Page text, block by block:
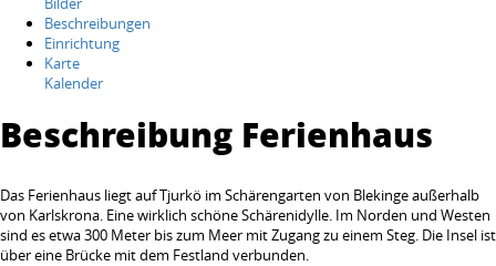
Beschreibungen
Einrichtung
Karte
Kalender
Beschreibung Ferienhaus
Das Ferienhaus liegt auf Tjurkö im Schärengarten von Blekinge außerhalb
von Karlskrona. Eine wirklich schöne Schärenidylle. Im Norden und Westen
sind es etwa 300 Meter bis zum Meer mit Zugang zu einem Steg. Die Insel ist
über eine Brücke mit dem Festland verbunden.